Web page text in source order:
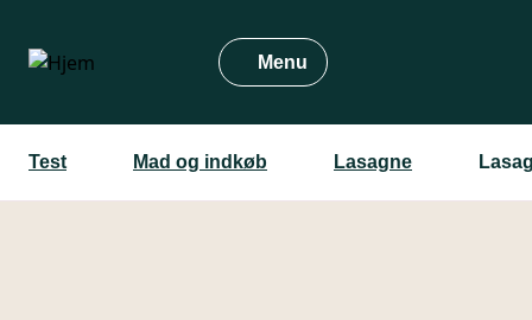
hovedindhold
Menu
Test Mad og indkøb Lasagne